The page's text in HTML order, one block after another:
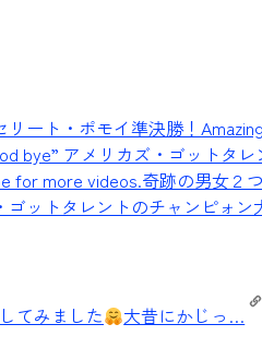
リート・ポモイ準決勝！
bye” アメリカズ・ゴットタレ
for more videos.奇跡の男女２
ットタレントのチャンピォン
てみました 大昔にかじっ…